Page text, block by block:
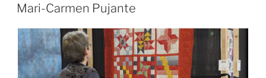
Mari-Carmen Pujante